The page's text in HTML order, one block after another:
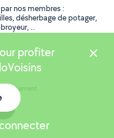
nos membres :
désherbage de potager,
..
profiter